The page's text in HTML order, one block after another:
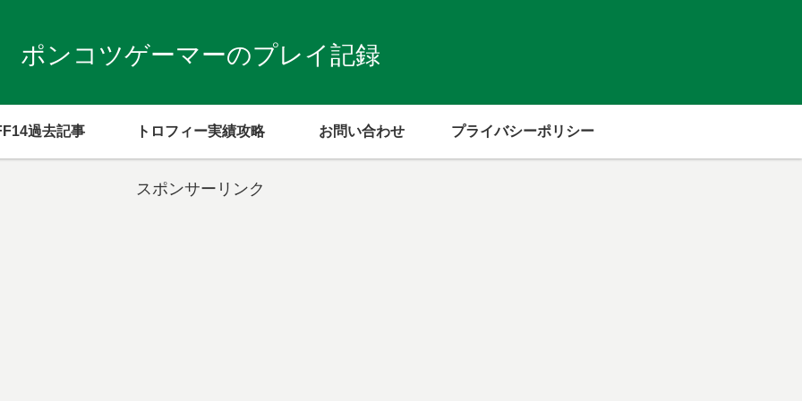
ポンコツゲーマーのプレイ記録
過去記事 トロフィー実績攻略 お問い合わせ プライバシーポリシー
スポンサーリンク